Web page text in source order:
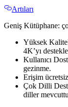
Artıları
Geniş Kütüphane:
Yüksek
4K’yı
Kullanıcı
gezinme.
Erişim
Çok Dilli
diller